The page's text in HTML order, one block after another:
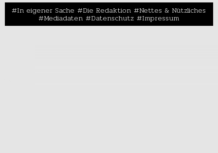
In eigener Sache Die Redaktion Nettes & Nützliches
Mediadaten Datenschutz Impressum